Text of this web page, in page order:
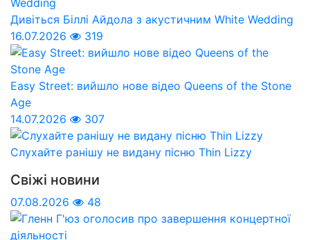
Дивіться Біллі Айдола з акустичним White Wedding
16.07.2026
319
Easy Street: вийшло нове відео Queens of the Stone
Age
14.07.2026
307
Слухайте ранішу не видану пісню Thin Lizzy
Свіжі новини
07.08.2026 48